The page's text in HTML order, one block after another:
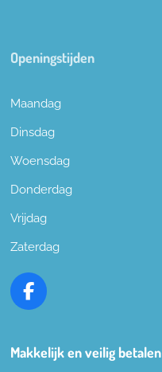
Openingstijden
Maandag
Dinsdag
Woensdag
Donderdag
Vrijdag
Zaterdag
F
e
Makkelijk en veilig betalen